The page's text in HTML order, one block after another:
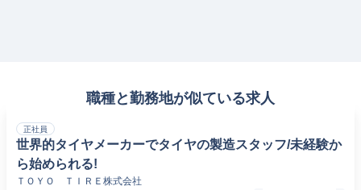
職種と勤務地が似ている求人
正社員
世界的タイヤメーカーでタイヤの製造スタッフ/未経験か
ら始められる!
ＴＯＹＯ ＴＩＲＥ株式会社